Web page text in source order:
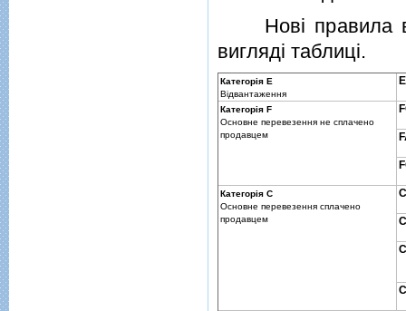
Новi правила в
виглядi таблицi.
Категорiя E
Вiдвантаження
Категорiя F
Основне перевезення не сплачено
продавцем
Категорiя C
Основне перевезення сплачено
продавцем